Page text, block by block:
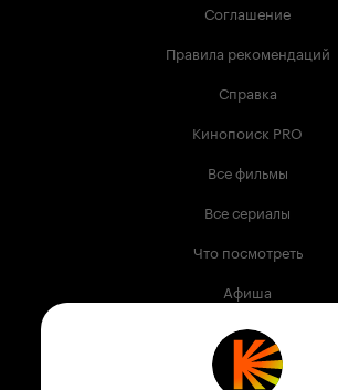
Соглашение
Правила рекомендаций
Справка
Кинопоиск PRO
Все фильмы
Все сериалы
Что посмотреть
Афиша
Музыка
Телепрограмма